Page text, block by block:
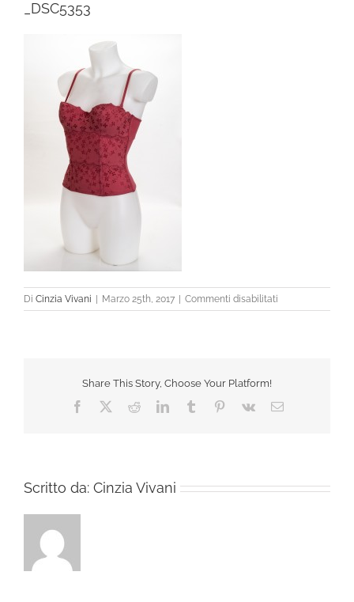
_DSC5353
Di Cinzia Vivani Marzo 25th, 2017 Commenti disabilitati
_DSC5353
Share This Story, Choose Your Platform!
Facebook RedditLinkedInTumblr Pinterest
Vk Email
Scritto da: Cinzia Vivani